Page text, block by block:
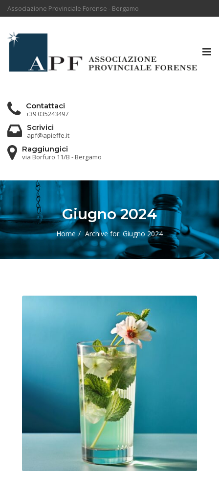
Associazione Provinciale Forense - Bergamo
Contattaci
+39 035243497
Scrivici
apf@apieffe.it
Raggiungici
via Borfuro 11/B - Bergamo
Giugno 2024
Home Archive for: Giugno 2024